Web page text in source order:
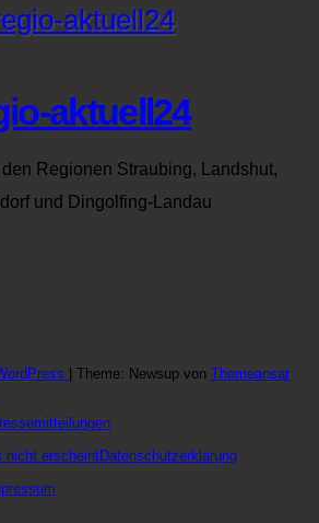
aktuell24
Regionen Straubing, Landshut,
und Dingolfing-Landau
Theme: Newsup von Themeansar
nicht erscheintDatenschutzerklärung